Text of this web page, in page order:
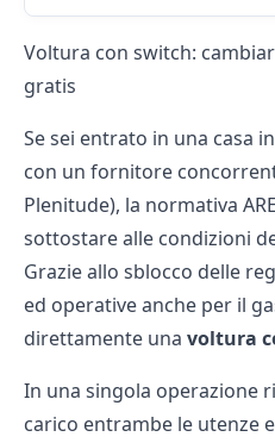
Voltura con switch:
gratis
Se sei entrato in una casa
con un fornitore
Plenitude), la normativa
sottostare alle condizioni
Grazie allo sblocco delle
ed operative anche per il
direttamente una voltura
In una singola operazione
carico entrambe le utenze